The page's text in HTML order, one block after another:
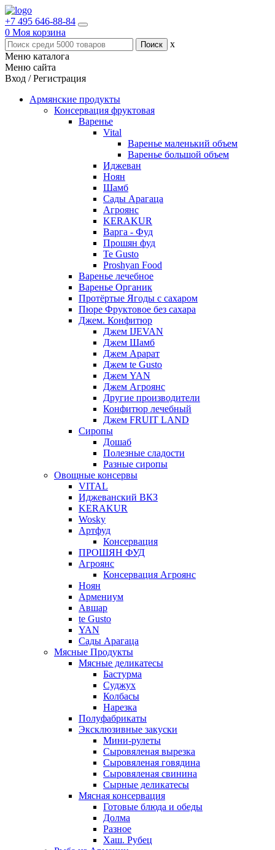
+7 495 646-88-84
0 Моя корзина
x
Меню каталога
Меню сайта
Вход / Регистрация
Армянские продукты
Консервация фруктовая
Варенье
Vital
Варенье маленький объем
Варенье большой объем
Иджеван
Ноян
Шамб
Сады Арагаца
Агроянс
KERAKUR
Варга - Фуд
Прошян фуд
Te Gusto
Proshyan Food
Варенье лечебное
Варенье Органик
Протёртые Ягоды с сахаром
Пюре Фруктовое без сахара
Джем. Конфитюр
Джем IJEVAN
Джем Шамб
Джем Арарат
Джем te Gusto
Джем YAN
Джем Агроянс
Другие производители
Конфитюр лечебный
Джем FRUIT LAND
Сиропы
Дошаб
Полезные сладости
Разные сиропы
Овощные консервы
VITAL
Иджеванский ВКЗ
KERAKUR
Wosky
Артфуд
Консервация
ПРОШЯН ФУД
Агроянс
Консервация Агроянс
Ноян
Армениум
Авшар
te Gusto
YAN
Сады Арагаца
Мясные Продукты
Мясные деликатесы
Бастурма
Суджух
Колбасы
Нарезка
Полуфабрикаты
Эксклюзивные закуски
Мини-рулеты
Сыровяленая вырезка
Сыровяленая говядина
Сыровяленая свинина
Сырные деликатесы
Мясная консервация
Готовые блюда и обеды
Долма
Разное
Хаш. Рубец